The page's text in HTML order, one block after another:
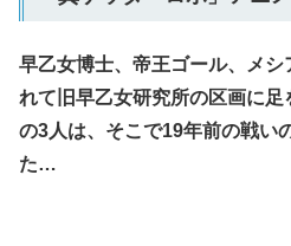
早乙女博士、帝王ゴール、メ
れて旧早乙女研究所の区画に
の3人は、そこで19年前の戦い
た…